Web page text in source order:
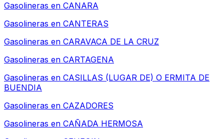
Gasolineras en CANARA
Gasolineras en CANTERAS
Gasolineras en CARAVACA DE LA CRUZ
Gasolineras en CARTAGENA
Gasolineras en CASILLAS (LUGAR DE) O ERMITA DE
BUENDIA
Gasolineras en CAZADORES
Gasolineras en CAÑADA HERMOSA